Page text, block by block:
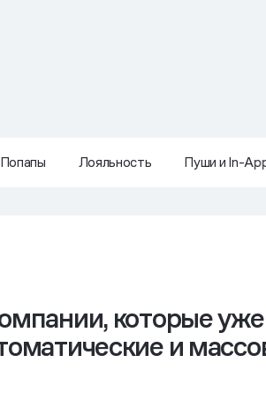
Попапы Лояльность Пуши и In-
которые
и